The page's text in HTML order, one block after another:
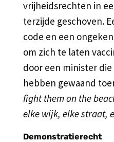
vrijheidsrechten in
terzijde geschoven.
code en een
om zich te laten
door een minister
hebben gewaand
fight them on the
elke wijk, elke straat,
Demonstratierecht